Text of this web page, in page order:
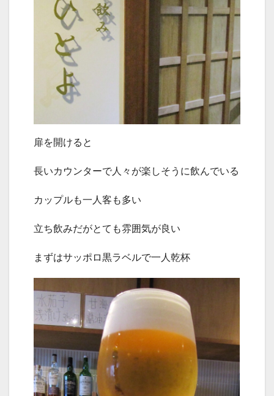
扉を開けると
長いカウンターで人々が楽しそうに飲んでいる
カップルも一人客も多い
立ち飲みだがとても雰囲気が良い
まずはサッポロ黒ラベルで一人乾杯